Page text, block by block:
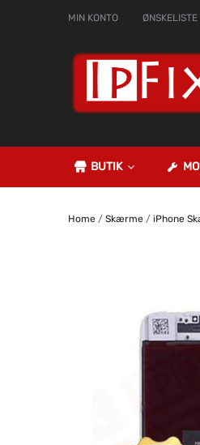
MIN KONTO ØNSKELISTE
BUTIK
Home/ Skærme/ iPhone